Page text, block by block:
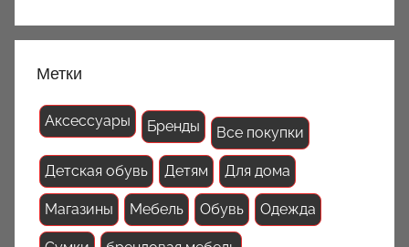
Метки
Аксессуары Бренды Все покупки
Детская обувь Детям Для дома
Магазины Мебель Обувь Одежда